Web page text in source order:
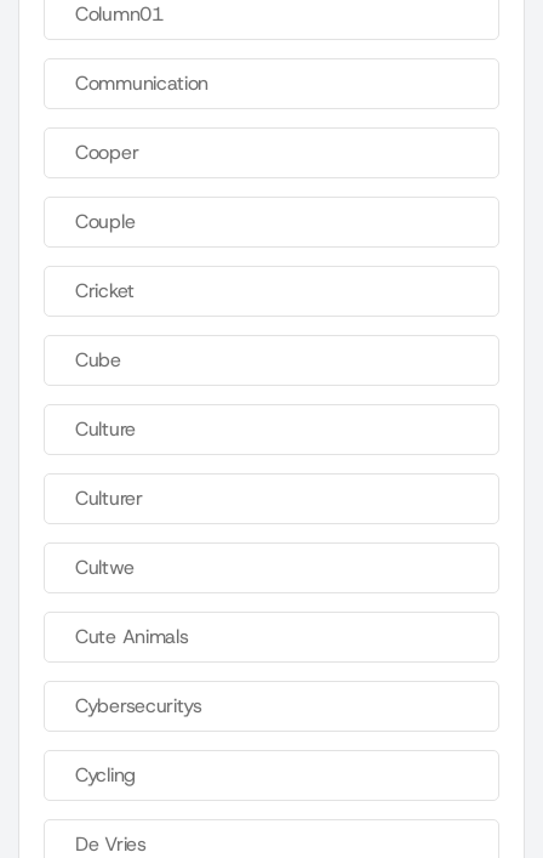
Column01
Communication
Cooper
Couple
Cricket
Cube
Culture
Culturer
Cultwe
Cute Animals
Cybersecuritys
Cycling
De Vries